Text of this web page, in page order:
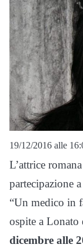
19/12/2016 alle
L’attrice romana
partecipazione
“Un medico in
ospite a Lonato
dicembre alle